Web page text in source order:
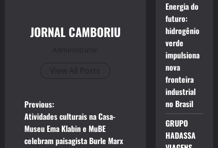
JORNAL CAMBORIU
Administrator
View All Posts
P
o
Previous:
Atividades culturais na Casa-
Museu Ema Klabin e MuBE
celebram paisagista Burle Marx
Energia do
futuro:
hidrogênio
verde
impulsiona
nova
fronteira
industrial
no Brasil
GRUPO
HADASSA